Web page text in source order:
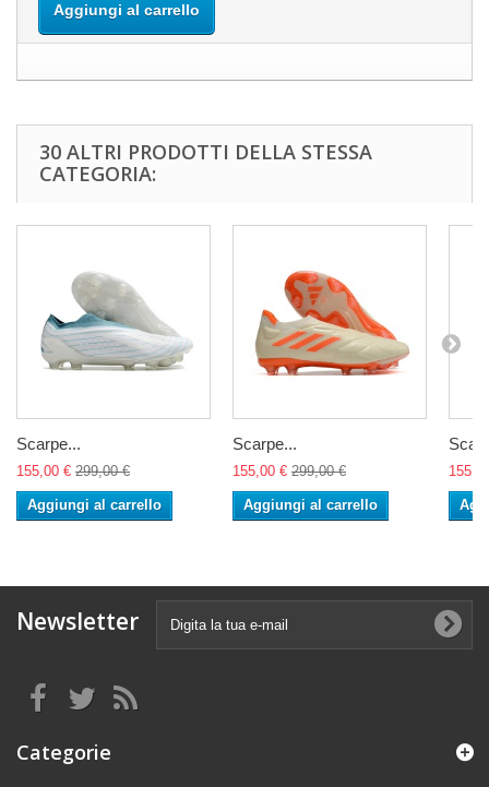
Aggiungi al carrello
30 ALTRI PRODOTTI DELLA STESSA
CATEGORIA:
Scarpe...
155,00 € 299,00 €
Aggiungi al carrello
Scarpe...
155,00 € 299,00 €
Aggiungi al carrello
Newsletter
Categorie